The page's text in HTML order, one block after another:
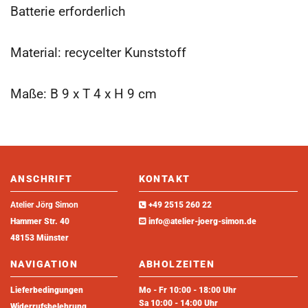
Batterie erforderlich
Material: recycelter Kunststoff
Maße: B 9 x T 4 x H 9 cm
ANSCHRIFT
Atelier Jörg Simon
Hammer Str. 40
48153 Münster
KONTAKT
 +49 2515 260 22
 info@atelier-joerg-simon.de
NAVIGATION
Lieferbedingungen
ABHOLZEITEN
Mo - Fr 10:00 - 18:00 Uhr
Sa 10:00 - 14:00 Uhr